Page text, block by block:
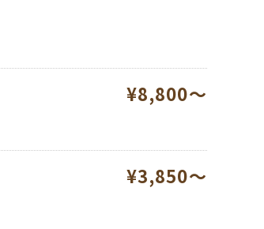
¥8,800～
¥3,850～